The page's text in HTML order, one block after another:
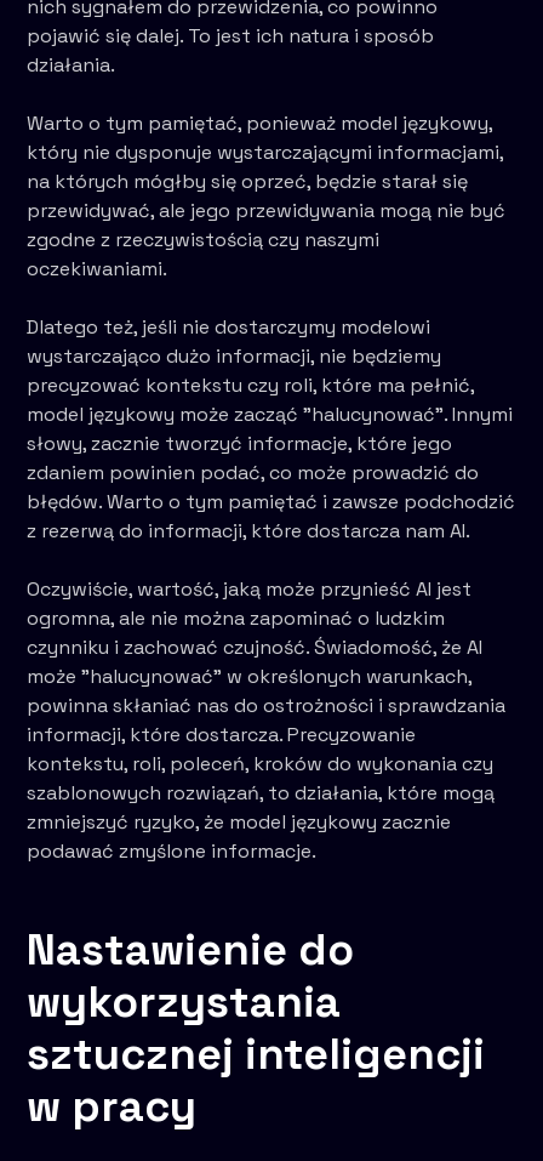
nich sygnałem do przewidzenia, co powinno
pojawić się dalej. To jest ich natura i sposób
działania.
Warto o tym pamiętać, ponieważ model językowy,
który nie dysponuje wystarczającymi informacjami,
na których mógłby się oprzeć, będzie starał się
przewidywać, ale jego przewidywania mogą nie być
zgodne z rzeczywistością czy naszymi
oczekiwaniami.
Dlatego też, jeśli nie dostarczymy modelowi
wystarczająco dużo informacji, nie będziemy
precyzować kontekstu czy roli, które ma pełnić,
model językowy może zacząć "halucynować". Innymi
słowy, zacznie tworzyć informacje, które jego
zdaniem powinien podać, co może prowadzić do
błędów. Warto o tym pamiętać i zawsze podchodzić
z rezerwą do informacji, które dostarcza nam AI.
Oczywiście, wartość, jaką może przynieść AI jest
ogromna, ale nie można zapominać o ludzkim
czynniku i zachować czujność. Świadomość, że AI
może "halucynować" w określonych warunkach,
powinna skłaniać nas do ostrożności i sprawdzania
informacji, które dostarcza. Precyzowanie
kontekstu, roli, poleceń, kroków do wykonania czy
szablonowych rozwiązań, to działania, które mogą
zmniejszyć ryzyko, że model językowy zacznie
podawać zmyślone informacje.
Nastawienie do
wykorzystania
sztucznej inteligencji
w pracy